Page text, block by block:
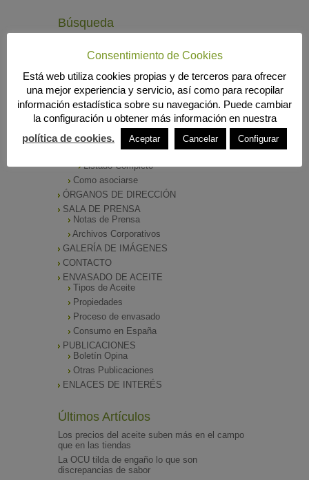
Búsqueda
MENÚ PRINCIPAL
INICIO
ANIERAC
Presentación
Funciones
Listado Completo
Como asociarse
ÓRGANOS DE DIRECCIÓN
SALA DE PRENSA
Notas de Prensa
Archivos Corporativos
GALERÍA DE IMÁGENES
CONTACTO
ENVASADO DE ACEITE
Tipos de Aceite
Propiedades
Proceso de envasado
Consumo en España
PUBLICACIONES
Boletín Opina
Otras Publicaciones
ENLACES DE INTERÉS
Últimos Artículos
Los precios del aceite suben más en el campo
que en las tiendas
La OCU tilda de engaño lo que son
discrepancias de sabor
Consentimiento de Cookies
Está web utiliza cookies propias y de terceros para ofrecer
una mejor experiencia y servicio, así como para recopilar
información estadística sobre su navegación. Puede cambiar
la configuración u obtener más información en nuestra
política de cookies.
Aceptar Cancelar Configurar